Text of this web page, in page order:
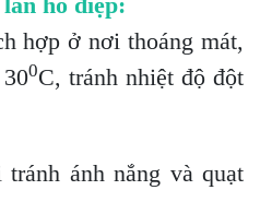
hợp ở nơi thoáng mát,
0C, tránh nhiệt độ đột
ánh nắng và quạt